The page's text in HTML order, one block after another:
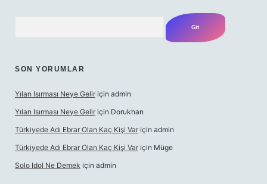
SON YORUMLAR
Yılan Isırması Neye Gelir için admin
Yılan Isırması Neye Gelir için Dorukhan
Türkiyede Adı Ebrar Olan Kaç Kişi Var için admin
Türkiyede Adı Ebrar Olan Kaç Kişi Var için Müge
Solo Idol Ne Demek için admin